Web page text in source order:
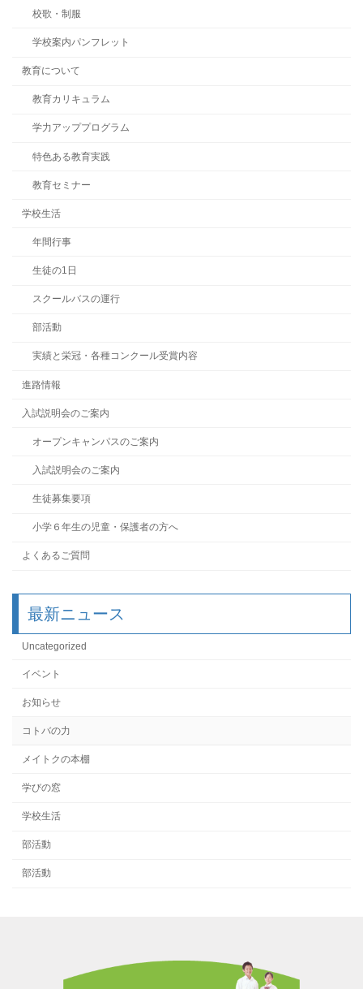
校歌・制服
学校案内パンフレット
教育について
教育カリキュラム
学力アッププログラム
特色ある教育実践
教育セミナー
学校生活
年間行事
生徒の1日
スクールバスの運行
部活動
実績と栄冠・各種コンクール受賞内容
進路情報
入試説明会のご案内
オープンキャンパスのご案内
入試説明会のご案内
生徒募集要項
小学６年生の児童・保護者の方へ
よくあるご質問
最新ニュース
Uncategorized
イベント
お知らせ
コトバの力
メイトクの本棚
学びの窓
学校生活
部活動
部活動